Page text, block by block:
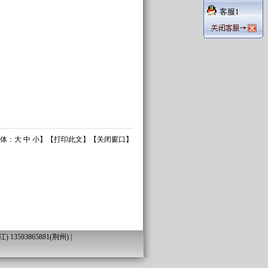
： 大 中 小】【打印此文 】【 关闭窗口 】
13593865881(荆州) |
客服1